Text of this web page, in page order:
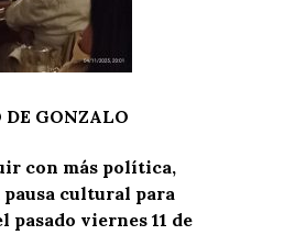
GONZALO
con más política,
pausa cultural para
pasado viernes 11 de